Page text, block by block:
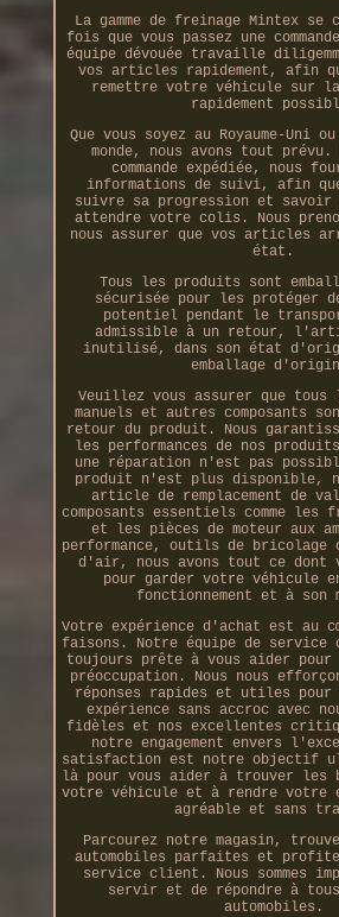
La gamme de freinage Mintex se
fois que vous passez une
équipe dévouée travaille
vos articles rapidement, afin
remettre votre véhicule sur
rapidement
Que vous soyez au Royaume-Uni
monde, nous avons tout
commande expédiée, nous
informations de suivi, afin
suivre sa progression et savoir
attendre votre colis. Nous
nous assurer que vos articles
état.
Tous les produits sont
sécurisée pour les protéger
potentiel pendant le
admissible à un retour,
inutilisé, dans son état
emballage
Veuillez vous assurer que tous
manuels et autres composants
retour du produit. Nous
les performances de nos
une réparation n'est pas
produit n'est plus disponible,
article de remplacement de
composants essentiels comme
et les pièces de moteur aux
performance, outils de bricolage
d'air, nous avons tout ce dont
pour garder votre véhicule
fonctionnement et à son
Votre expérience d'achat est au
faisons. Notre équipe de service
toujours prête à vous aider pour
préoccupation. Nous nous
réponses rapides et utiles pour
expérience sans accroc avec
fidèles et nos excellentes
notre engagement envers
satisfaction est notre objectif
là pour vous aider à trouver les
votre véhicule et à rendre votre
agréable et sans
Parcourez notre magasin,
automobiles parfaites et
service client. Nous sommes
servir et de répondre à
automobiles.